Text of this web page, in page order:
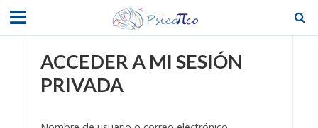
ACCEDER A MI SESIÓN
PRIVADA